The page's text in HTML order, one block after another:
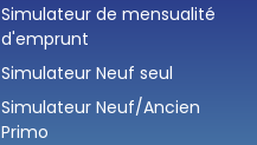
Simulateur de mensualité
d'emprunt
Simulateur Neuf seul
Simulateur Neuf/Ancien
Primo